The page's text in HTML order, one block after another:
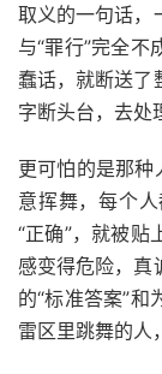
取义的一句话，
与“罪行”完全
蠢话，就断送了
字断头台，去处
更可怕的是那种
意挥舞，每个
“正确”，就被贴
感变得危险，真
的“标准答案”
雷区里跳舞的人